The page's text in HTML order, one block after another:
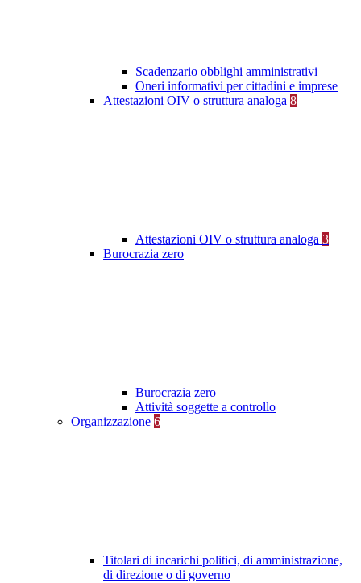
Scadenzario obblighi amministrativi
Oneri informativi per cittadini e imprese
Attestazioni OIV o struttura analoga 8
Attestazioni OIV o struttura analoga 3
Burocrazia zero
Burocrazia zero
Attività soggette a controllo
Organizzazione 6
Titolari di incarichi politici, di amministrazione,
di direzione o di governo